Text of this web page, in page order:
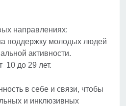
направлениях:
поддержку молодых людей
активности.
10 до 29 лет.
в себе и связи, чтобы
и инклюзивных